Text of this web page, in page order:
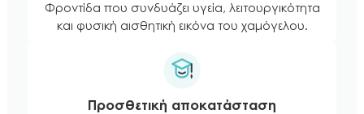
Φροντίδα που συνδυάζει υγεία, λειτουργικότητα
και φυσική αισθητική εικόνα του χαμόγελου.
Προσθετική αποκατάσταση